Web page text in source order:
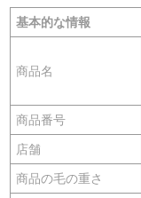
基本的な情報
商品名
商品番号
店舗
商品の毛の重さ